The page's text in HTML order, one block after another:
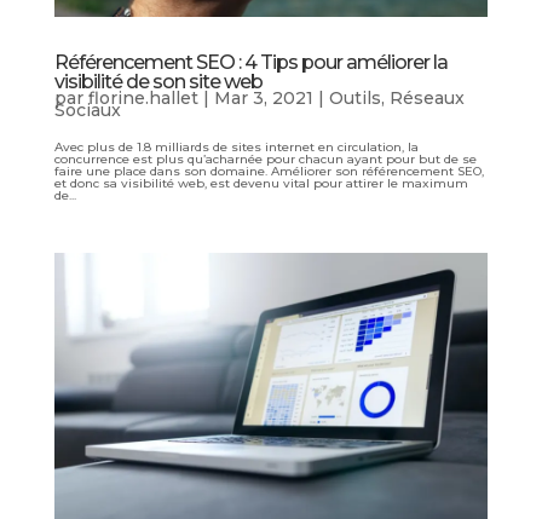
Référencement SEO : 4 Tips pour améliorer la
visibilité de son site web
par florine.hallet| Mar 3, 2021 | Outils, Réseaux
Sociaux
Avec plus de 1.8 milliards de sites internet en circulation, la
concurrence est plus qu’acharnée pour chacun ayant pour but de se
faire une place dans son domaine. Améliorer son référencement SEO,
et donc sa visibilité web, est devenu vital pour attirer le maximum
de...